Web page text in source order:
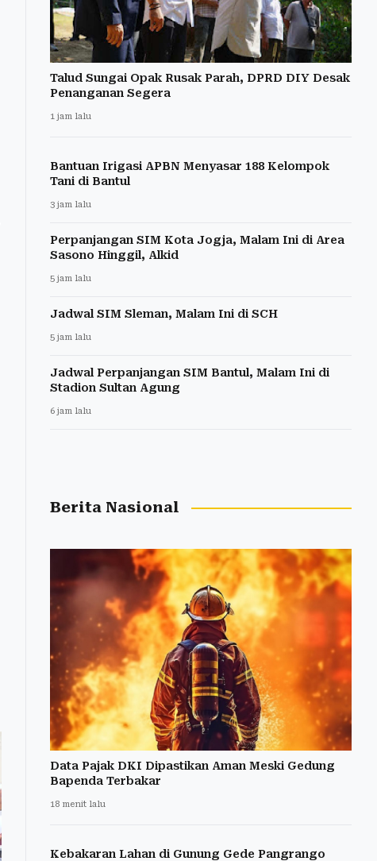
Talud Sungai Opak Rusak Parah, DPRD DIY Desak
Penanganan Segera
1 jam lalu
Bantuan Irigasi APBN Menyasar 188 Kelompok
Tani di Bantul
3 jam lalu
Perpanjangan SIM Kota Jogja, Malam Ini di Area
Sasono Hinggil, Alkid
5 jam lalu
Jadwal SIM Sleman, Malam Ini di SCH
5 jam lalu
Jadwal Perpanjangan SIM Bantul, Malam Ini di
Stadion Sultan Agung
6 jam lalu
Berita Nasional
Data Pajak DKI Dipastikan Aman Meski Gedung
Bapenda Terbakar
18 menit lalu
Kebakaran Lahan di Gunung Gede Pangrango